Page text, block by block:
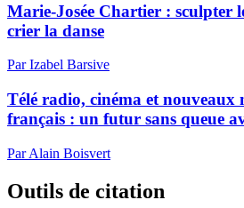
Marie-Josée Chartier : sculpter
crier la danse
Par Izabel Barsive
Télé radio, cinéma et nouveaux
français : un futur sans queue
Par Alain Boisvert
Outils de citation